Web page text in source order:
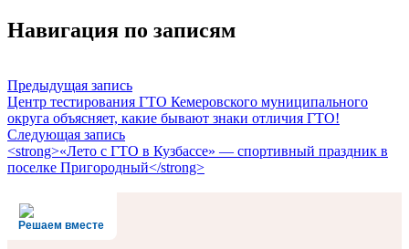
Навигация по записям
Предыдущая запись
Центр тестирования ГТО Кемеровского муниципального
округа объясняет, какие бывают знаки отличия ГТО!
Следующая запись
<strong>«Лето с ГТО в Кузбассе» — спортивный праздник в
поселке Пригородный</strong>
Решаем вместе